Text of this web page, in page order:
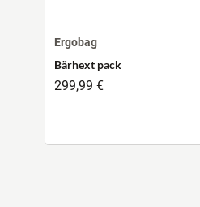
Ergobag
Bärhext pack
299,99 €